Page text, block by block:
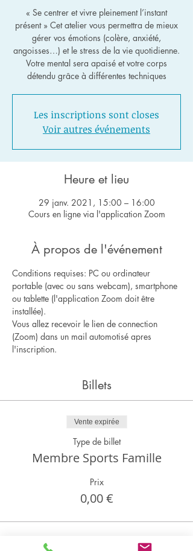
« Se centrer et vivre pleinement l’instant
présent » Cet atelier vous permettra de mieux
gérer vos émotions (colère, anxiété,
angoisses…) et le stress de la vie quotidienne.
Votre mental sera apaisé et votre corps
Les inscriptions sont closes
Voir autres événements
Heure et lieu
29 janv. 2021, 15:00 – 16:00
Cours en ligne via l'application Zoom
À propos de l'événement
Conditions requises: PC ou ordinateur
portable (avec ou sans webcam), smartphone
ou tablette (l'application Zoom doit être
installée).
Vous allez recevoir le lien de connection
(Zoom) dans un mail automotisé apres
l'inscription.
Billets
Vente expirée
Type de billet
Membre Sports Famille
Prix
0,00 €